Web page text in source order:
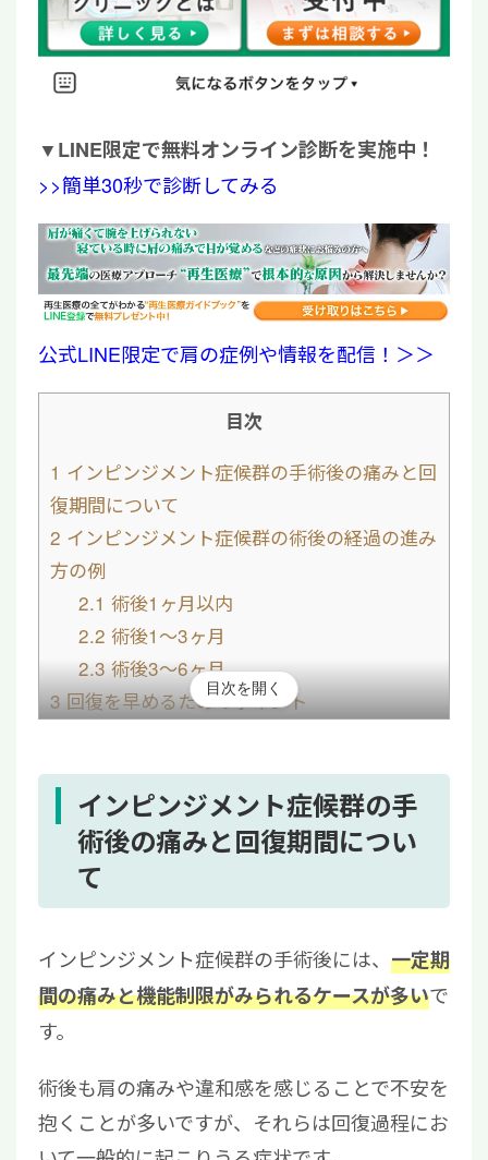
▼LINE限定で無料オンライン診断を実施中！
>>簡単30秒で診断してみる
公式LINE限定で肩の症例や情報を配信！＞＞
目次
1 インピンジメント症候群の手術後の痛みと回
復期間について
2 インピンジメント症候群の術後の経過の進み
方の例
2.1 術後1ヶ月以内
2.2 術後1～3ヶ月
2.3術後3〜6ヶ月
3回復を早めるためのポイント
インピンジメント症候群の手術後は回復を早
めるセルフケアが重要
目次を開く
インピンジメント症候群の手
術後の痛みと回復期間につい
て
インピンジメント症候群の手術後には、 一定期
間の痛みと機能制限がみられるケースが多いで
す。
術後も肩の痛みや違和感を感じることで不安を
抱くことが多いですが、それらは回復過程にお